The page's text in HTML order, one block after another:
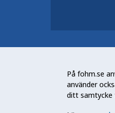
På fohm.se
använder
ditt samtycke
arbetar
och
skydda